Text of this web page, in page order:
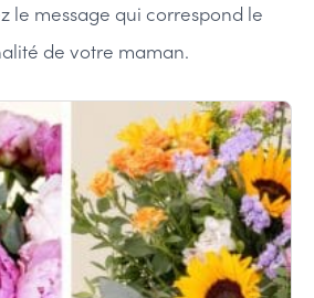
le message qui correspond le
de votre maman.